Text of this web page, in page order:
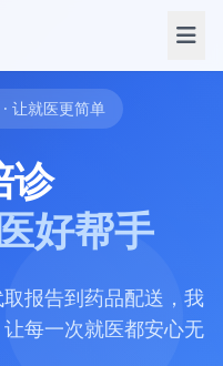
让就医更简单
诊
好帮手
报告到药品配送，我
每一次就医都安心无